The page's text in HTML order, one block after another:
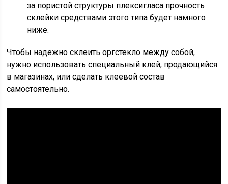
за пористой структуры плексигласа прочность
склейки средствами этого типа будет намного
ниже.
Чтобы надежно склеить оргстекло между собой,
нужно использовать специальный клей, продающийся
в магазинах, или сделать клеевой состав
самостоятельно.